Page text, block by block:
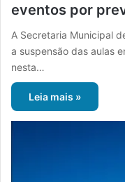
eventos por
A Secretaria Municipal
a suspensão das aulas
nesta…
Leia mais »